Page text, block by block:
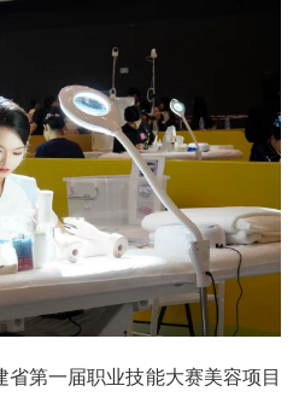
第一届职业技能大赛美容项目